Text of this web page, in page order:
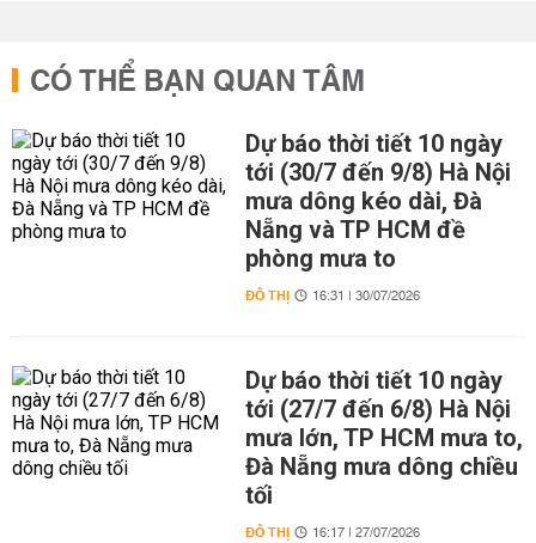
CÓ THỂ BẠN QUAN TÂM
Dự báo thời tiết 10 ngày
tới (30/7 đến 9/8) Hà Nội
mưa dông kéo dài, Đà
Nẵng và TP HCM đề
phòng mưa to
ĐÔ THỊ 16:31 | 30/07/2026
Dự báo thời tiết 10 ngày
tới (27/7 đến 6/8) Hà Nội
mưa lớn, TP HCM mưa to,
Đà Nẵng mưa dông chiều
tối
ĐÔ THỊ 16:17 | 27/07/2026